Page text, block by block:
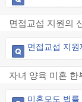
면접교섭 지원의
면접교섭 지
자녀 양육 미혼 한
미혼모도 법